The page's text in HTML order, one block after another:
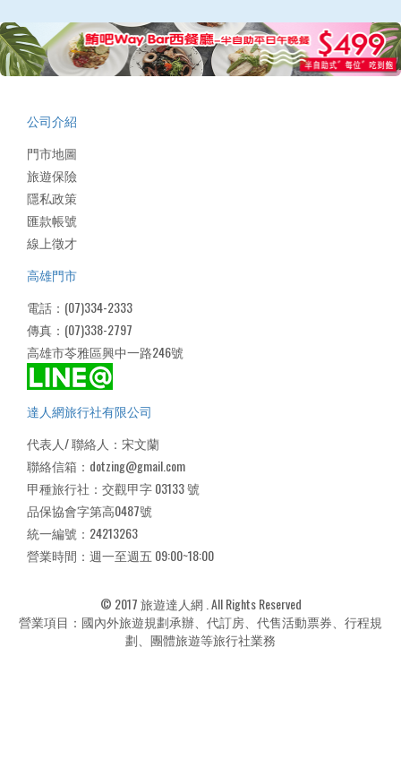
公司介紹
門市地圖
旅遊保險
隱私政策
匯款帳號
線上徵才
高雄門市
電話：(07)334-2333
傳真：(07)338-2797
高雄市苓雅區興中一路246號
達人網旅行社有限公司
代表人/ 聯絡人：宋文蘭
聯絡信箱：dotzing@gmail.com
甲種旅行社：交觀甲字 03133 號
品保協會字第高0487號
統一編號：24213263
營業時間：週一至週五 09:00~18:00
© 2017 旅遊達人網 . All Rights Reserved
營業項目：國內外旅遊規劃承辦、代訂房、代售活動票券、行程規
劃、團體旅遊等旅行社業務